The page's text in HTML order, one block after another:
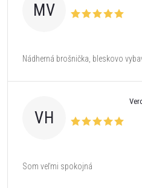
MV
Nádherná brošnička, bleskovo
VH
Som veľmi spokojná